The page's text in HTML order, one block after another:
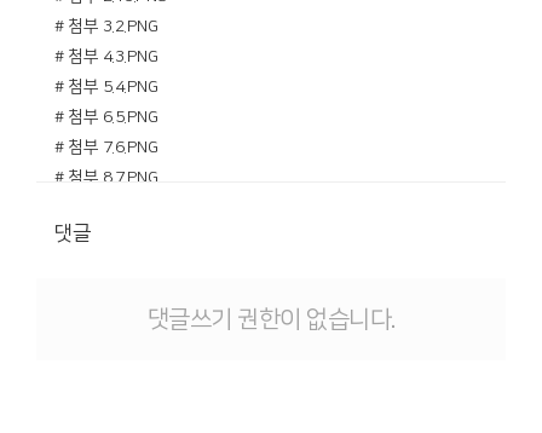
# 첨부 3.2.PNG
# 첨부 4.3.PNG
# 첨부 5.4.PNG
# 첨부 6.5.PNG
# 첨부 7.6.PNG
# 첨부 8.7.PNG
# 첨부 10.9.PNG
댓글
댓글쓰기 권한이 없습니다.